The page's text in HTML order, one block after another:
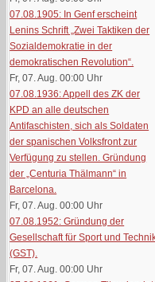
07.08.1905: In Genf erscheint
Lenins Schrift „Zwei Taktiken der
Sozialdemokratie in der
demokratischen Revolution“.
Fr, 07. Aug. 00:00 Uhr
07.08.1936: Appell des ZK der
KPD an alle deutschen
Antifaschisten, sich als Soldaten
der spanischen Volksfront zur
Verfügung zu stellen. Gründung
der „Centuria Thälmann“ in
Barcelona.
Fr, 07. Aug. 00:00 Uhr
07.08.1952: Gründung der
Gesellschaft für Sport und
(GST).
Fr, 07. Aug. 00:00 Uhr